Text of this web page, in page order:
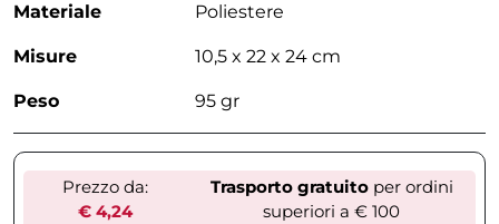
Materiale Poliestere
Misure 10,5 x 22 x 24 cm
Peso 95 gr
Prezzo da:
€ 4,24
Trasporto gratuitoper ordini
superiori a € 100